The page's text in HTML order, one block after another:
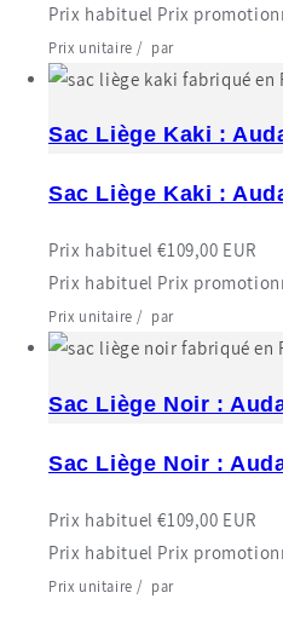
Prix habituel Prix
Prix unitaire / par
Sac Liège Kaki :
Sac Liège Kaki :
Prix habituel €109,00 EUR
Prix habituel Prix
Prix unitaire / par
Sac Liège Noir :
Sac Liège Noir :
Prix habituel €109,00 EUR
Prix habituel Prix
Prix unitaire / par